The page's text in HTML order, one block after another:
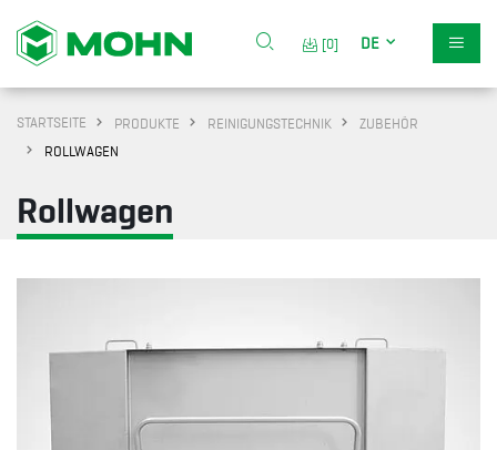
[0] DE
STARTSEITE PRODUKTE REINIGUNGSTECHNIK
ZUBEHÖR
ROLLWAGEN
Rollwagen